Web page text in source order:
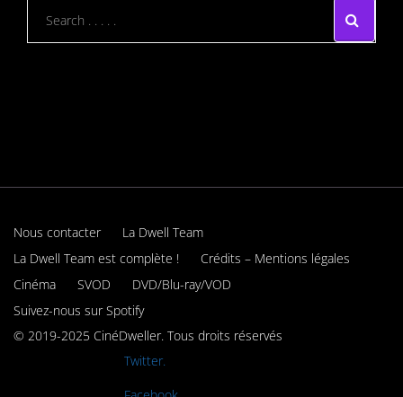
Nous contacter
La Dwell Team
La Dwell Team est complète !
Crédits – Mentions légales
Cinéma
SVOD
DVD/Blu-ray/VOD
Suivez-nous sur Spotify
© 2019-2025 CinéDweller. Tous droits réservés
Twitter.